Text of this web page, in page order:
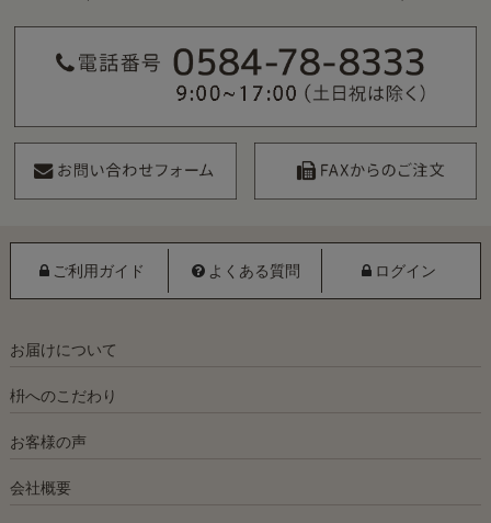
ご利用ガイド よくある質問 ログイン
お届けについて
枡へのこだわり
お客様の声
会社概要